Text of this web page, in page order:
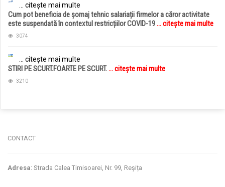
... citește mai multe
Cum pot beneficia de șomaj tehnic salariații firmelor a căror activitate
este suspendată în contextul restricțiilor COVID-19... citește mai multe
3074
... citește mai multe
STIRI PE SCURT.FOARTE PE SCURT.... citește mai multe
3210
CONTACT
Adresa: Strada Calea Timisoarei, Nr. 99, Reșița